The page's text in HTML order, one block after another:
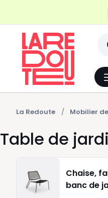
La Redoute Mobilier
Table de
Chaise,
banc de